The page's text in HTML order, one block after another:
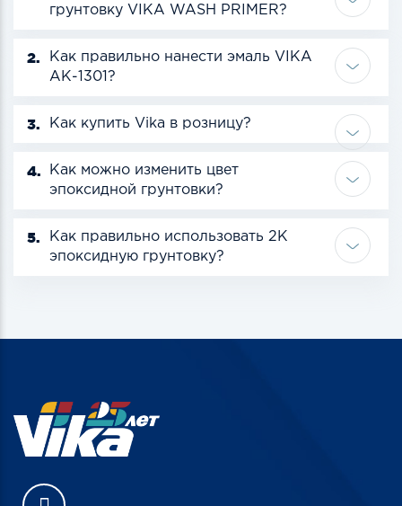
грунтовку VIKA WASH PRIMER?
2.
Как правильно нанести эмаль VIKA
АК-1301?
3. Как купить Vika в розницу?
4.
Как можно изменить цвет
эпоксидной грунтовки?
5.
Как правильно использовать 2К
эпоксидную грунтовку?